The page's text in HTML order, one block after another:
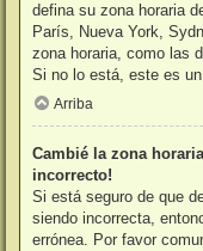
defina su zona horaria
París, Nueva York,
zona horaria, como las
Si no lo está, este es
Arriba
Cambié la zona
incorrecto!
Si está seguro de que
siendo incorrecta,
errónea. Por favor